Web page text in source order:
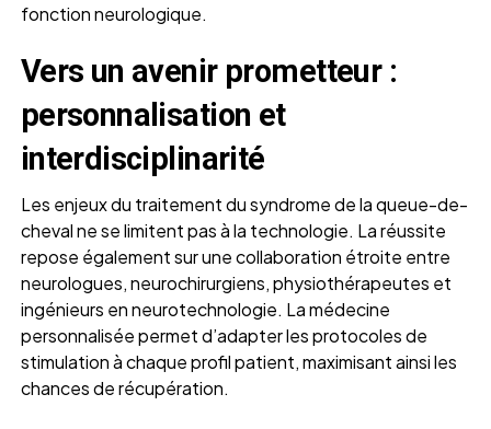
fonction neurologique.
Vers un avenir prometteur :
personnalisation et
interdisciplinarité
Les enjeux du traitement du syndrome de la queue-de-
cheval ne se limitent pas à la technologie. La réussite
repose également sur une collaboration étroite entre
neurologues, neurochirurgiens, physiothérapeutes et
ingénieurs en neurotechnologie. La médecine
personnalisée permet d’adapter les protocoles de
stimulation à chaque profil patient, maximisant ainsi les
chances de récupération.